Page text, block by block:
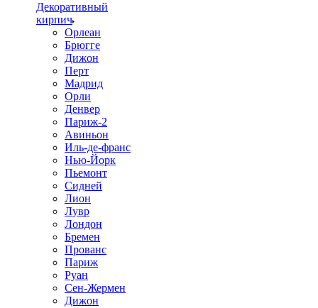
Декоративный
кирпич
Орлеан
Брюгге
Дижон
Перт
Мадрид
Орли
Денвер
Париж-2
Авиньон
Иль-де-франс
Нью-Йорк
Пьемонт
Сидней
Лион
Лувр
Лондон
Бремен
Прованс
Париж
Руан
Сен-Жермен
Дижон